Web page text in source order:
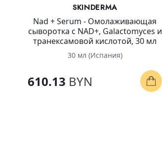
SKINDERMA
Nad + Serum - Омолаживающая
сыворотка с NAD+, Galactomyces и
транексамовой кислотой, 30 мл
30 мл (Испания)
610.13 BYN